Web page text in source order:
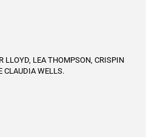
LLOYD, LEA THOMPSON, CRISPIN
CLAUDIA WELLS.